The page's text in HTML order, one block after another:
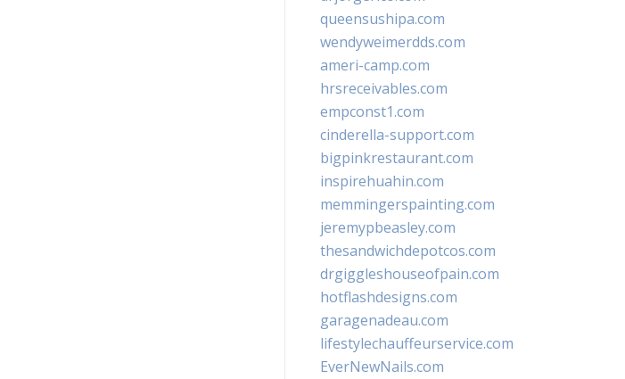
queensushipa.com
wendyweimerdds.com
ameri-camp.com
hrsreceivables.com
empconst1.com
cinderella-support.com
bigpinkrestaurant.com
inspirehuahin.com
memmingerspainting.com
jeremypbeasley.com
thesandwichdepotcos.com
drgiggleshouseofpain.com
hotflashdesigns.com
garagenadeau.com
lifestylechauffeurservice.com
EverNewNails.com